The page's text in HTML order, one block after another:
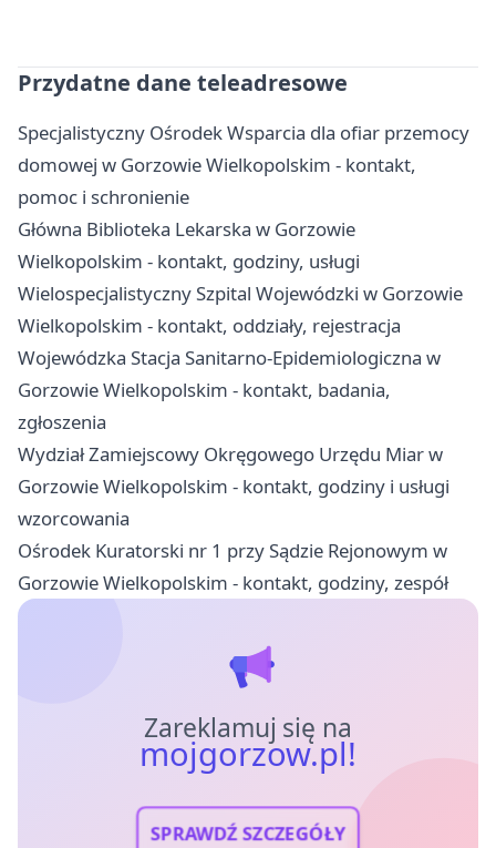
Przydatne dane teleadresowe
Specjalistyczny Ośrodek Wsparcia dla ofiar przemocy
domowej w Gorzowie Wielkopolskim - kontakt,
pomoc i schronienie
Główna Biblioteka Lekarska w Gorzowie
Wielkopolskim - kontakt, godziny, usługi
Wielospecjalistyczny Szpital Wojewódzki w Gorzowie
Wielkopolskim - kontakt, oddziały, rejestracja
Wojewódzka Stacja Sanitarno-Epidemiologiczna w
Gorzowie Wielkopolskim - kontakt, badania,
zgłoszenia
Wydział Zamiejscowy Okręgowego Urzędu Miar w
Gorzowie Wielkopolskim - kontakt, godziny i usługi
wzorcowania
Ośrodek Kuratorski nr 1 przy Sądzie Rejonowym w
Gorzowie Wielkopolskim - kontakt, godziny, zespół
Zareklamuj się na
mojgorzow.pl!
SPRAWDŹ SZCZEGÓŁY